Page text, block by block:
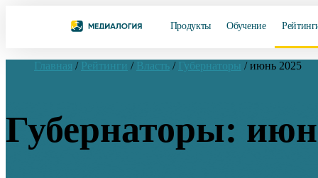
Продукты Обучение
Главная / Рейтинги / Власть / Губернаторы / июнь 2025
Губернаторы: